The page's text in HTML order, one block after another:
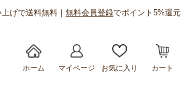
げで送料無料｜ 無料会員登録でポイント5%還元
ホーム マイページ お気に入り カート